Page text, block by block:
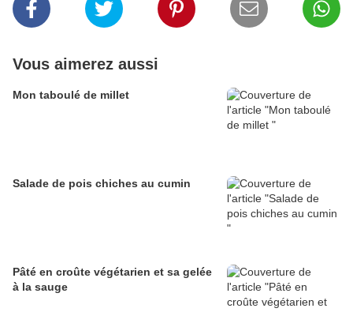
Vous aimerez aussi
Mon taboulé de millet
Salade de pois chiches au cumin
Pâté en croûte végétarien et sa gelée
à la sauge